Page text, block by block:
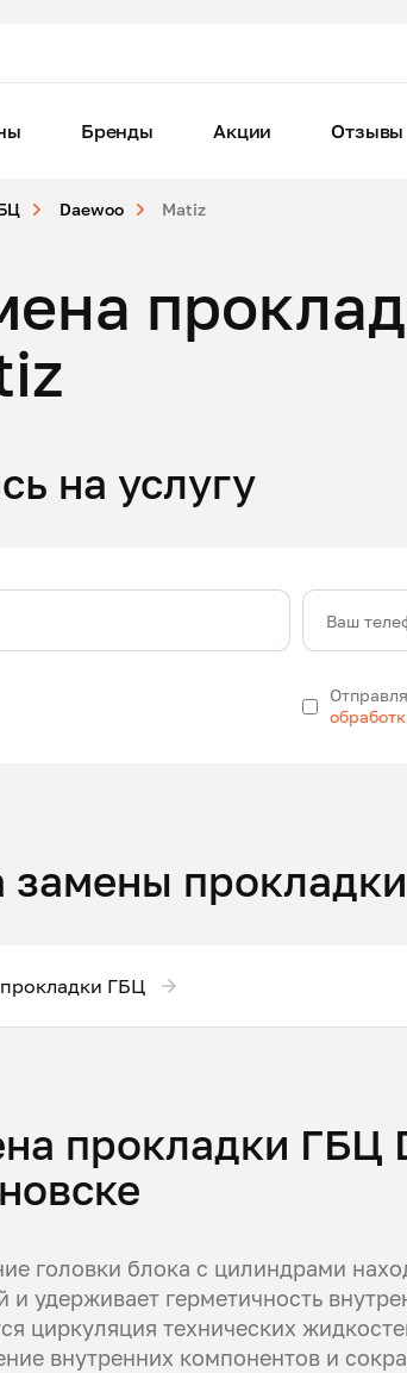
Бренды Акции Отзывы
Daewoo Matiz
на услугу
Ваш
замены
ГБЦ
прокладки ГБЦ
головки блока с цилиндрами
и удерживает герметичность
циркуляция технических
внутренних компонентов и